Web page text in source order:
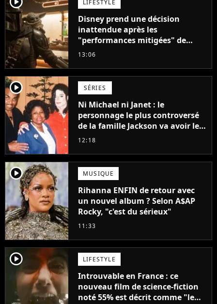
LIFESTYLE
Disney prend une décision
inattendue après les
"performances mitigées" de
Vaiana et The Mandalorian &
13:06
player2 SÉRIES
Ni Michael ni Janet : le
personnage le plus controversé
de la famille Jackson va avoir le
droit à sa propre série
12:18
player2 MUSIQUE
Rihanna ENFIN de retour avec
un nouvel album ? Selon A$AP
Rocky, "c'est du sérieux"
11:33
player2 LIFESTYLE
Introuvable en France : ce
nouveau film de science-fiction
noté 55% est décrit comme "le